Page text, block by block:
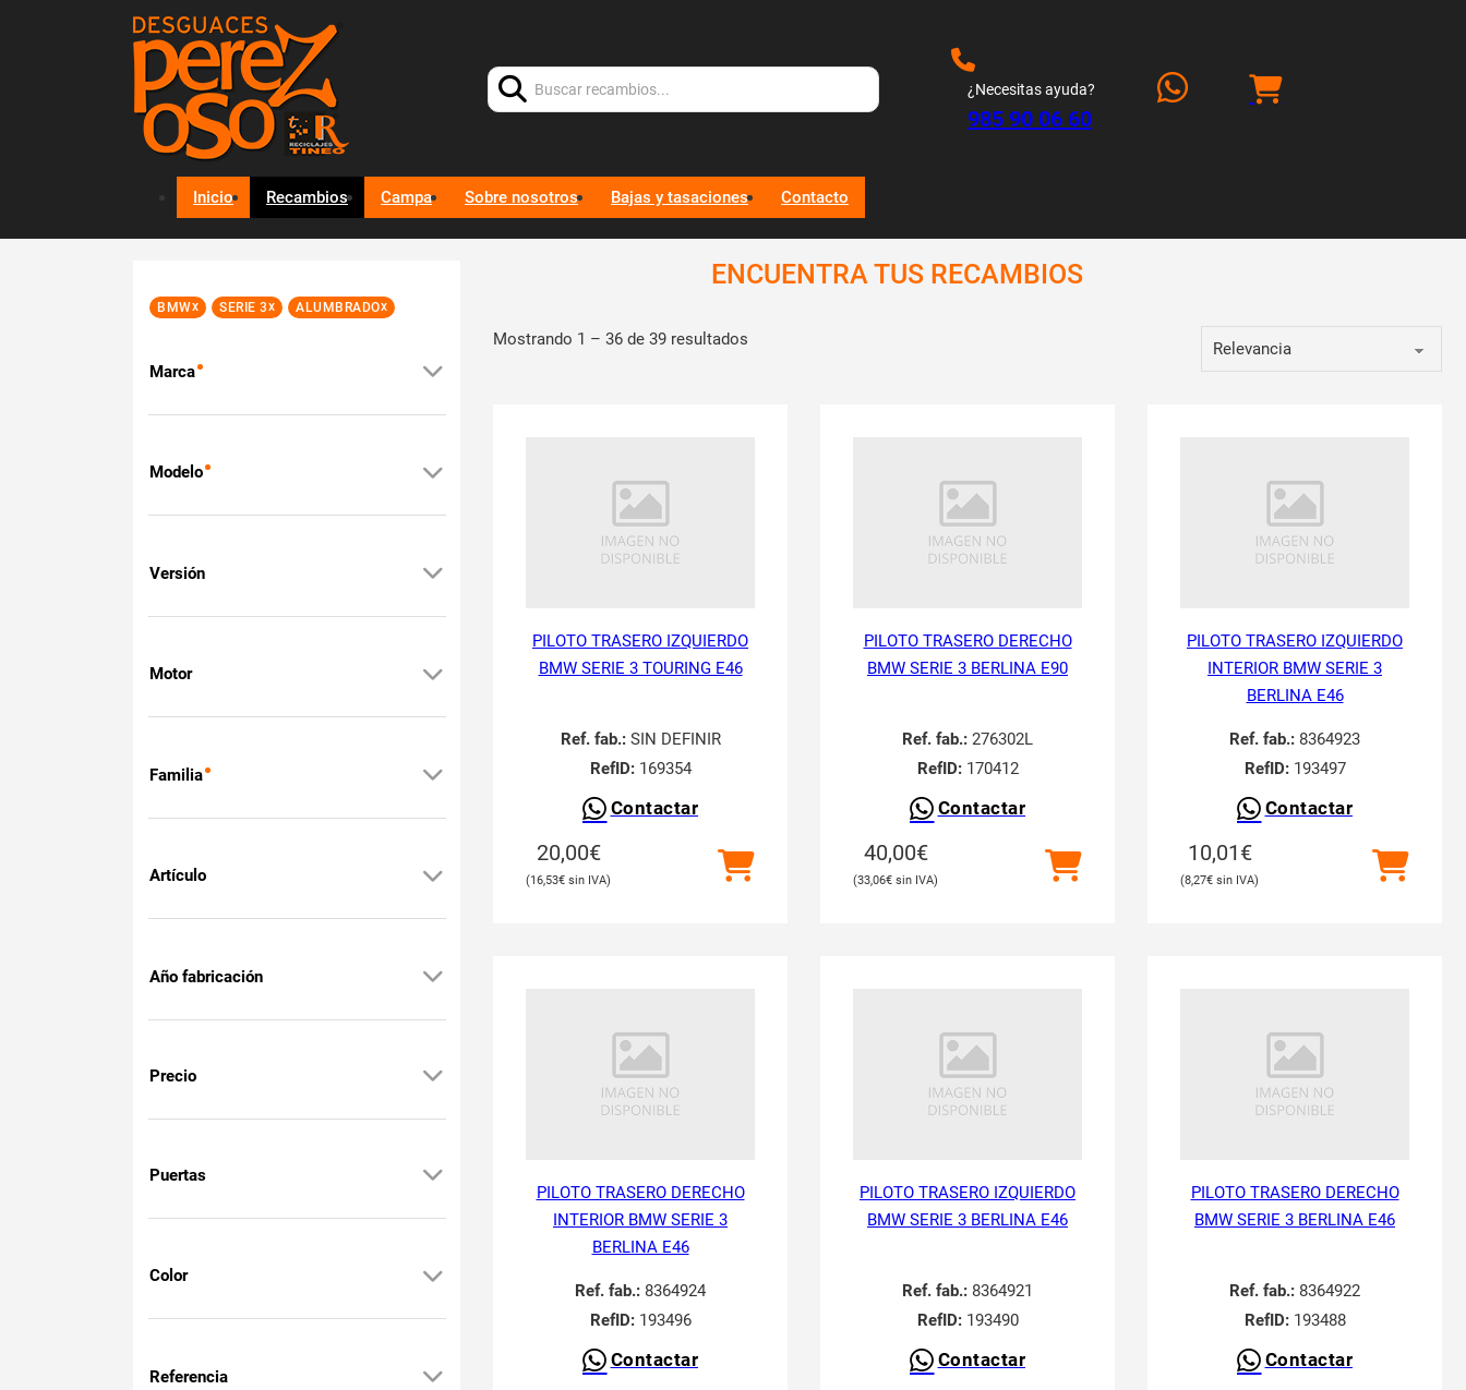
Buscar:
¿Necesitas ayuda?
985 90 06 60
Inicio Recambios Campa Sobre nosotros Bajas y tasaciones Contacto
ENCUENTRA TUS RECAMBIOS
BMWx SERIE 3x ALUMBRADOx
Marca
Modelo
Versión
Motor
Familia
Artículo
Año fabricación
Precio
Puertas
Color
Referencia
Mostrando 1 – 36 de 39 resultados
PILOTO TRASERO IZQUIERDO
BMW SERIE 3 TOURING E46
Ref. fab.:SIN DEFINIR
RefID:169354
Contactar
20,00€
16,53€
PILOTO TRASERO DERECHO
BMW SERIE 3 BERLINA E90
Ref. fab.: 276302L
RefID:170412
Contactar
40,00€
33,06€
PILOTO TRASERO IZQUIERDO
INTERIOR BMW SERIE 3
BERLINA E46
Ref. fab.: 8364923
RefID:193497
Contactar
10,01€
8,27€
PILOTO TRASERO DERECHO
INTERIOR BMW SERIE 3
BERLINA E46
Ref. fab.: 8364924
RefID:193496
Contactar
PILOTO TRASERO IZQUIERDO
BMW SERIE 3 BERLINA E46
Ref. fab.: 8364921
RefID:193490
Contactar
PILOTO TRASERO DERECHO
BMW SERIE 3 BERLINA E46
Ref. fab.: 8364922
RefID:193488
Contactar